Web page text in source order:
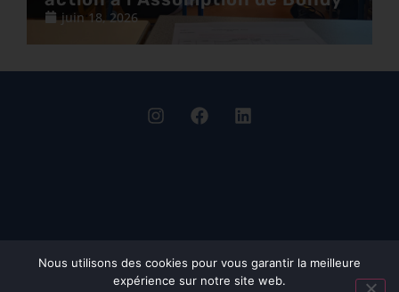
juin 18, 2026
Nous utilisons des cookies pour vous garantir la meilleure
expérience sur notre site web.